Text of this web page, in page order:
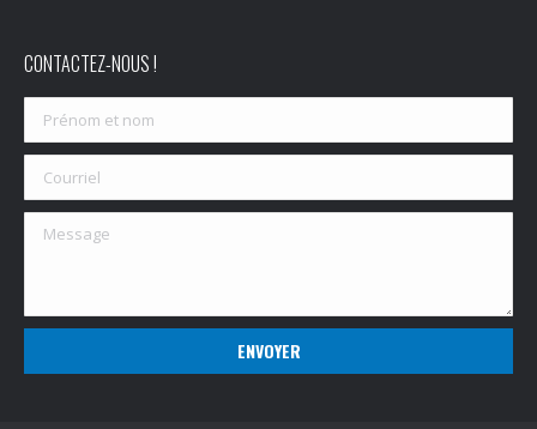
CONTACTEZ-NOUS !